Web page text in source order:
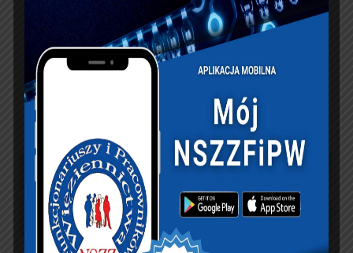
NASZ FACEBOOK
UBEZPIECZENIA